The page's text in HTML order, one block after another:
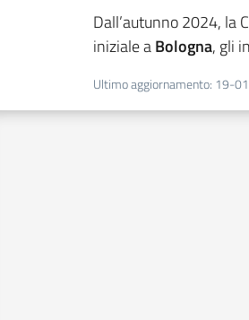
Dall’autunno 2024, la
iniziale aBologna, gli
Ultimo aggiornamento: 19-